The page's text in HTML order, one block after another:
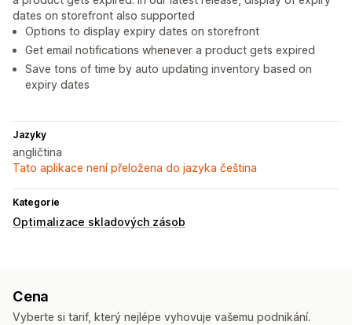
dates on storefront also supported
Options to display expiry dates on storefront
Get email notifications whenever a product gets expired
Save tons of time by auto updating inventory based on
expiry dates
Jazyky
angličtina
Tato aplikace není přeložena do jazyka čeština
Kategorie
Optimalizace skladových zásob
Cena
Vyberte si tarif, který nejlépe vyhovuje vašemu podnikání.